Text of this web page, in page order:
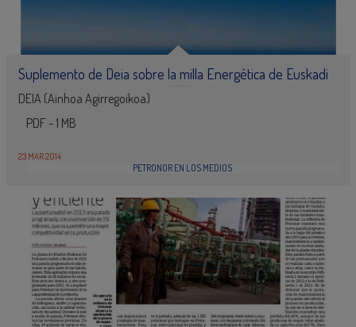
Suplemento de Deia sobre la milla Energética de Euskadi
DEIA (Ainhoa Agirregoikoa)
PDF - 1 MB
23 MAR 2014
PETRONOR EN LOS MEDIOS